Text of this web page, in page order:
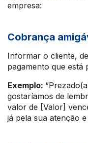
empresa:
Cobrança
Informar o cliente,
pagamento que está
Exemplo:
gostaríamos de
valor de [Valor]
já pela sua atenção